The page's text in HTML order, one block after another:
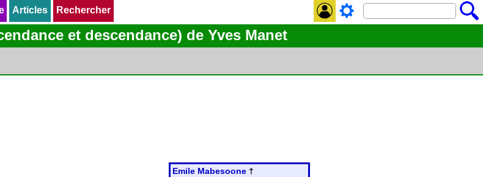
Articles Rechercher
et descendance) de Yves Manet
Emile Mabesoone †
Articles Rechercher